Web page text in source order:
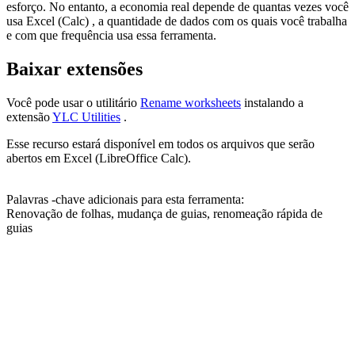
esforço. No entanto, a economia real depende de quantas vezes você
usa Excel (Calc) , a quantidade de dados com os quais você trabalha
e com que frequência usa essa ferramenta.
Baixar extensões
Você pode usar o utilitário Rename worksheets instalando a
extensãoYLC Utilities .
Esse recurso estará disponível em todos os arquivos que serão
abertos em Excel (LibreOffice Calc).
Palavras -chave adicionais para esta ferramenta:
Renovação de folhas, mudança de guias, renomeação rápida de
guias